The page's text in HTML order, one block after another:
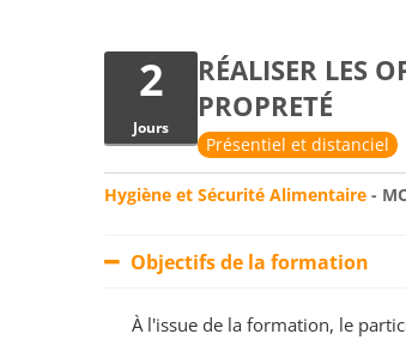
2
Jours
RÉALISER LES
PROPRETÉ
Présentiel et distanciel
Hygiène et Sécurité Alimentaire -
Objectifs de la formation
À l'issue de la formation, le